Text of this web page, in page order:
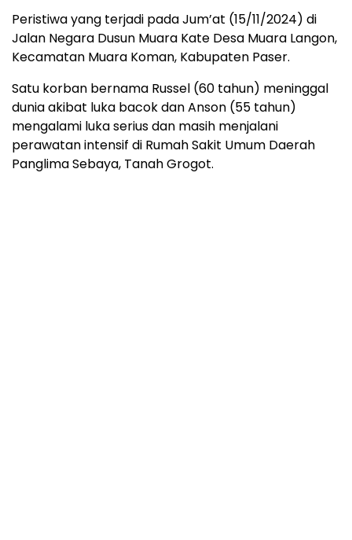
Peristiwa yang terjadi pada Jum’at (15/11/2024) di
Jalan Negara Dusun Muara Kate Desa Muara Langon,
Kecamatan Muara Koman, Kabupaten Paser.
Satu korban bernama Russel (60 tahun) meninggal
dunia akibat luka bacok dan Anson (55 tahun)
mengalami luka serius dan masih menjalani
perawatan intensif di Rumah Sakit Umum Daerah
Panglima Sebaya, Tanah Grogot.